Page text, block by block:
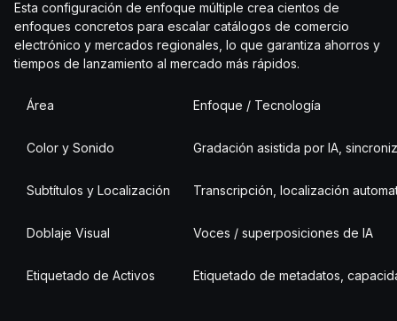
Esta configuración de enfoque múltiple crea cientos de
enfoques concretos para escalar catálogos de comercio
electrónico y mercados regionales, lo que garantiza ahorros y
tiempos de lanzamiento al mercado más rápidos.
Área Enfoque / Tecnología
Color y Sonido Gradación asistida por IA,
Subtítulos y Localización Transcripción, localización
Doblaje Visual Voces / superposiciones de IA
Etiquetado de Activos Etiquetado de metadatos,